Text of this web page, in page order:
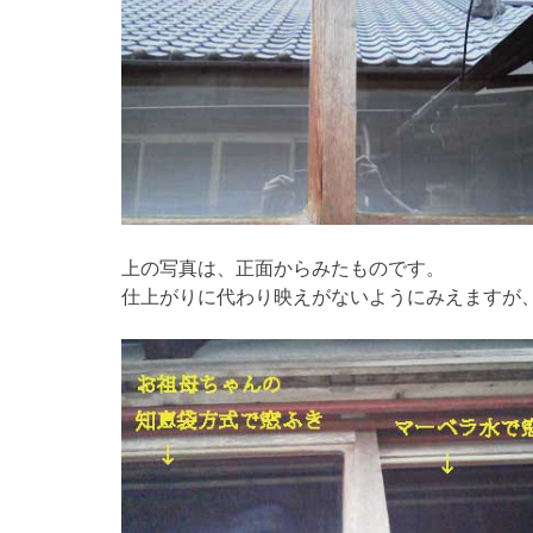
上の写真は、正面からみたものです。
仕上がりに代わり映えがないようにみえますが